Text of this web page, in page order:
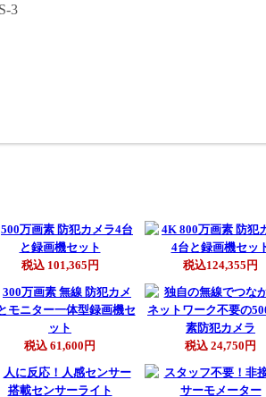
3
税込 101,365円 税込124,355円
税込 61,600円
税込 24,750円